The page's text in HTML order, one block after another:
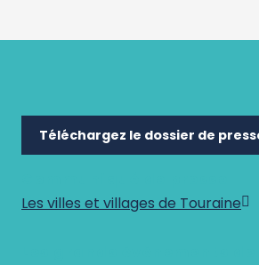
Téléchargez le dossier de
Les villes et villages de Touraine